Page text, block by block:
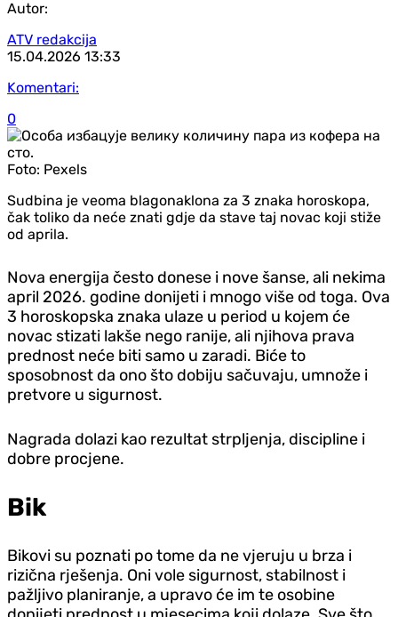
Autor:
ATV redakcija
15.04.2026 13:33
Komentari:
0
Foto: Pexels
Sudbina je veoma blagonaklona za 3 znaka horoskopa,
čak toliko da neće znati gdje da stave taj novac koji stiže
od aprila.
Nova energija često donese i nove šanse, ali nekima
april 2026. godine donijeti i mnogo više od toga. Ova
3 horoskopska znaka ulaze u period u kojem će
novac stizati lakše nego ranije, ali njihova prava
prednost neće biti samo u zaradi. Biće to
sposobnost da ono što dobiju sačuvaju, umnože i
pretvore u sigurnost.
Nagrada dolazi kao rezultat strpljenja, discipline i
dobre procjene.
Bik
Bikovi su poznati po tome da ne vjeruju u brza i
rizična rješenja. Oni vole sigurnost, stabilnost i
pažljivo planiranje, a upravo će im te osobine